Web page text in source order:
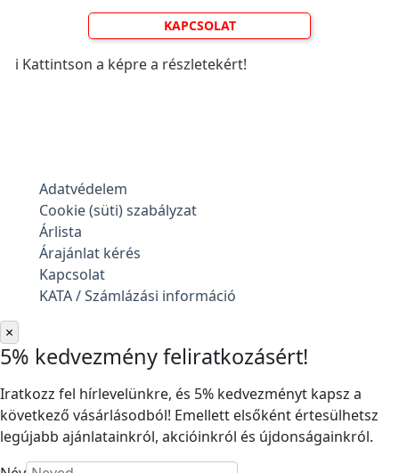
KAPCSOLAT
ℹ️ Kattintson a képre a részletekért!
Adatvédelem
Cookie (süti) szabályzat
Árlista
Árajánlat kérés
Kapcsolat
KATA / Számlázási információ
×
5% kedvezmény feliratkozásért!
Iratkozz fel hírlevelünkre, és 5% kedvezményt kapsz a
következő vásárlásodból! Emellett elsőként értesülhetsz
legújabb ajánlatainkról, akcióinkról és újdonságainkról.